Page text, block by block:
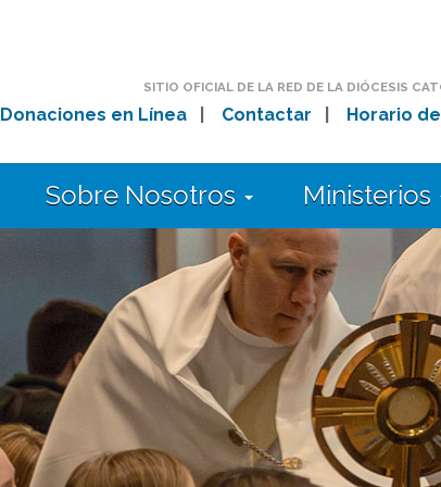
SITIO OFICIAL DE LA RED DE LA DIÓCESIS
Donaciones en Línea| Contactar Horario
Sobre Nosotros Ministerios